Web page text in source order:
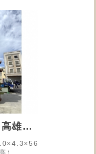
【型號R5.0】高雄港口慈濟宮的環保金爐
）